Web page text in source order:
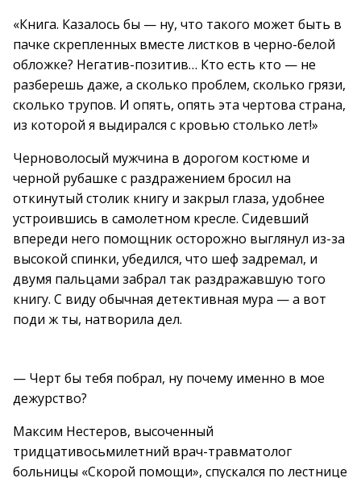
«Книга. Казалось бы — ну, что такого может быть в
пачке скрепленных вместе листков в черно-белой
обложке? Негатив-позитив… Кто есть кто — не
разберешь даже, а сколько проблем, сколько грязи,
сколько трупов. И опять, опять эта чертова страна,
из которой я выдирался с кровью столько лет!»
Черноволосый мужчина в дорогом костюме и
черной рубашке с раздражением бросил на
откинутый столик книгу и закрыл глаза, удобнее
устроившись в самолетном кресле. Сидевший
впереди него помощник осторожно выглянул из-за
высокой спинки, убедился, что шеф задремал, и
двумя пальцами забрал так раздражавшую того
книгу. С виду обычная детективная мура — а вот
поди ж ты, натворила дел.
— Черт бы тебя побрал, ну почему именно в мое
дежурство?
Максим Нестеров, высоченный
тридцативосьмилетний врач-травматолог
больницы «Скорой помощи», спускался по лестнице